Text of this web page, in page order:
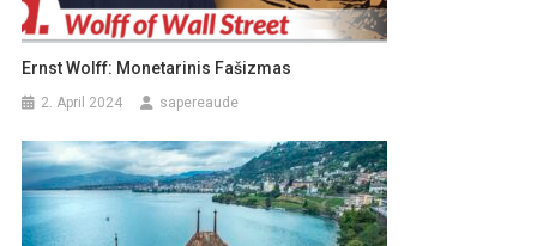
Ernst Wolff: Monetarinis Fašizmas
2. April 2024 sapereaude